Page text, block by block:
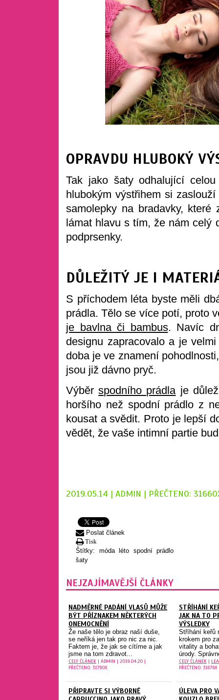
OPRAVDU HLUBOKÝ
Tak jako šaty odhalující
hlubokým výstřihem si
samolepky na bradavky,
lámat hlavu s tím, že nám celý
podprsenky.
DŮLEŽITÝ JE I
S příchodem léta byste měli
prádla. Tělo se více potí, proto
je bavlna či bambus. Navíc
designu zapracovalo a je
doba je ve znamení
jsou již dávno pryč.
Výběrspodního prádla je
horšího než spodní prádlo z
kousat a svědit. Proto je lepší
vědět, že vaše intimní partie
2019.05.14 | ADMIN | PŘEČTENO:
Poslat článek
Tisk
Štítky: móda léto spodní prádlo
šaty
NEJZAJÍMAVĚJŠÍ ČLÁNKY
NADMĚRNÉ PADÁNÍ VLASŮ MŮŽE
BÝT PŘÍZNAKEM NĚKTERÝCH
ONEMOCNĚNÍ
Že naše tělo je obraz naší duše,
se neříká jen tak pro nic za nic.
Faktem je, že jak se cítíme a jak
jsme na tom zdravot...
CELÝ ČLÁNEK | ADMIN | 2019.04.20 |
PŘEČTENO: 31790X
STŘÍHÁNÍ
JAK NA TO
VÝSLEDKY
Stříhání keřů
krokem pro
vitality a
úrody.
CELÝ ČLÁNEK|
PŘEČTENO: 31676X
PŘIPRAVTE SI VÝBORNÉ
ÚLEVA PRO